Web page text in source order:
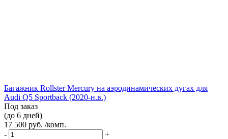
Багажник Rollster Mercury на аэродинамических дугах для
Audi Q5 Sportback (2020-н.в.)
Под заказ
(до 6 дней)
17 500 руб. /комп.
-
+